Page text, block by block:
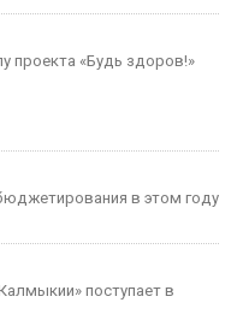
проекта «Будь здоров!»
в этом году
поступает в